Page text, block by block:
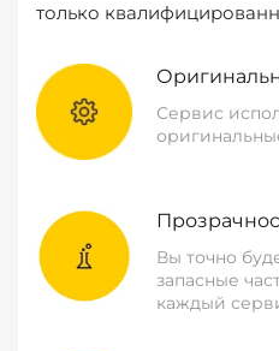
только
Сервис
Вы точно
запасные
каждый